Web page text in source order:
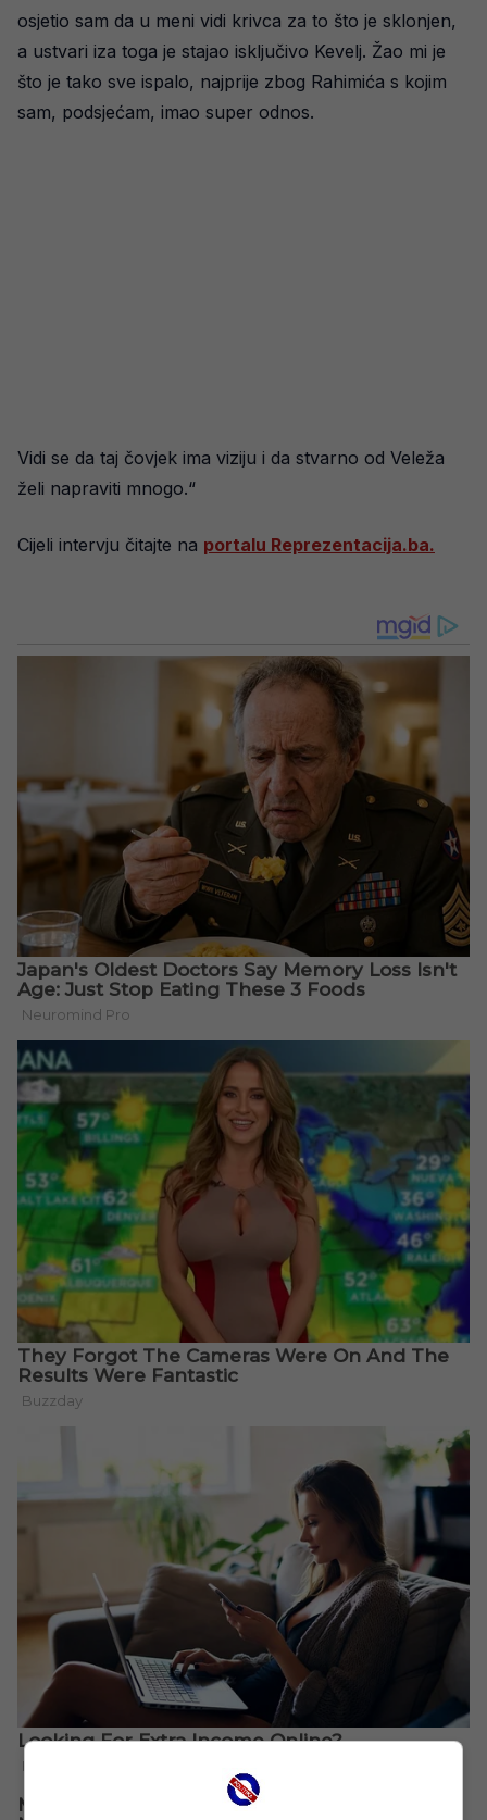
osjetio sam da u meni vidi krivca za to što je sklonjen,
a ustvari iza toga je stajao isključivo Kevelj. Žao mi je
što je tako sve ispalo, najprije zbog Rahimića s kojim
sam, podsjećam, imao super odnos.
Vidi se da taj čovjek ima viziju i da stvarno od Veleža
želi napraviti mnogo.“
Cijeli intervju čitajte na portalu Reprezentacija.ba.